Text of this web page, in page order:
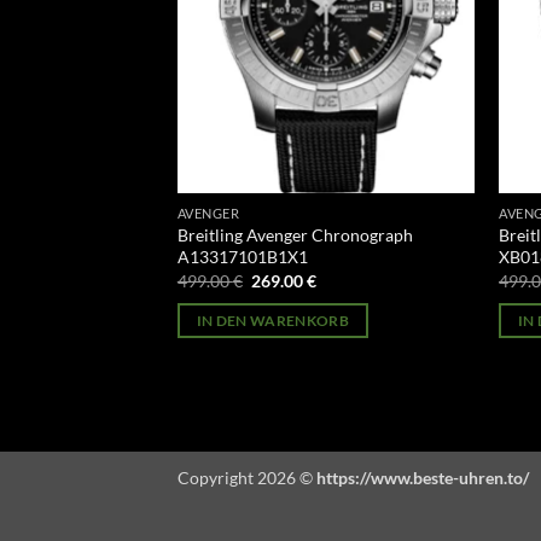
AVENGER
Breitling Avenger Chronograph
A13317101B1X1
499.00€ Ursprünglicher
war:
499.00 €
269.00€Aktueller
ist:
269.00 €.
IN DEN WARENKORB IN
Copyright 2026 © https://www.beste-uhren.to/